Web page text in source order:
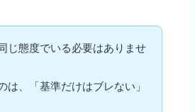
じ態度でいる必要はありませ
は、「基準だけはブレない」